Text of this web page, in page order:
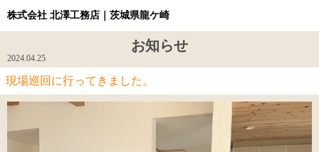
株式会社 北澤工務店｜茨城県龍ケ崎
お知らせ
2024.04.25
現場巡回に行ってきました。